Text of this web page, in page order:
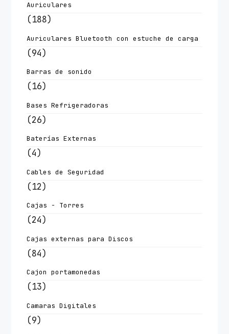
Auriculares
(188)
Auriculares Bluetooth con estuche de carga
(94)
Barras de sonido
(16)
Bases Refrigeradoras
(26)
Baterías Externas
(4)
Cables de Seguridad
(12)
Cajas - Torres
(24)
Cajas externas para Discos
(84)
Cajon portamonedas
(13)
Camaras Digitales
(9)